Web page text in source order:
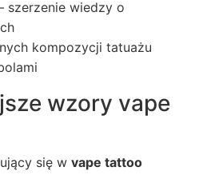
szerzenie wiedzy o
kompozycji tatuażu
wzory vape
się w vape tattoo